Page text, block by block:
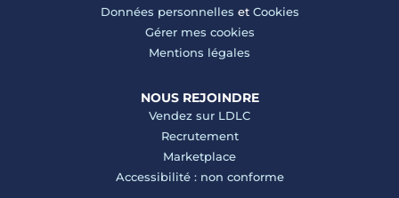
Données personnelles et Cookies
Gérer mes cookies
Mentions légales
NOUS REJOINDRE
Vendez sur LDLC
Recrutement
Marketplace
Accessibilité : non conforme